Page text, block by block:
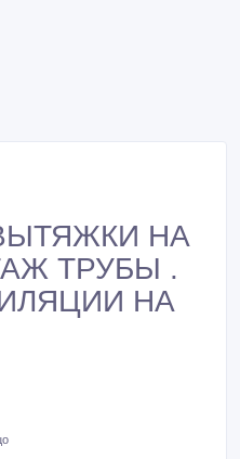
НА
ТРУБЫ .
НА